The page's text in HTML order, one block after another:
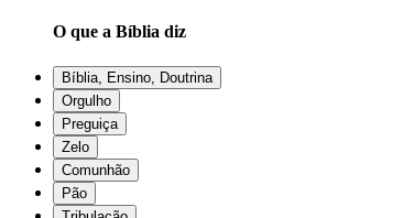
O que a Bíblia diz
Bíblia, Ensino, Doutrina
Orgulho
Preguiça
Zelo
Comunhão
Pão